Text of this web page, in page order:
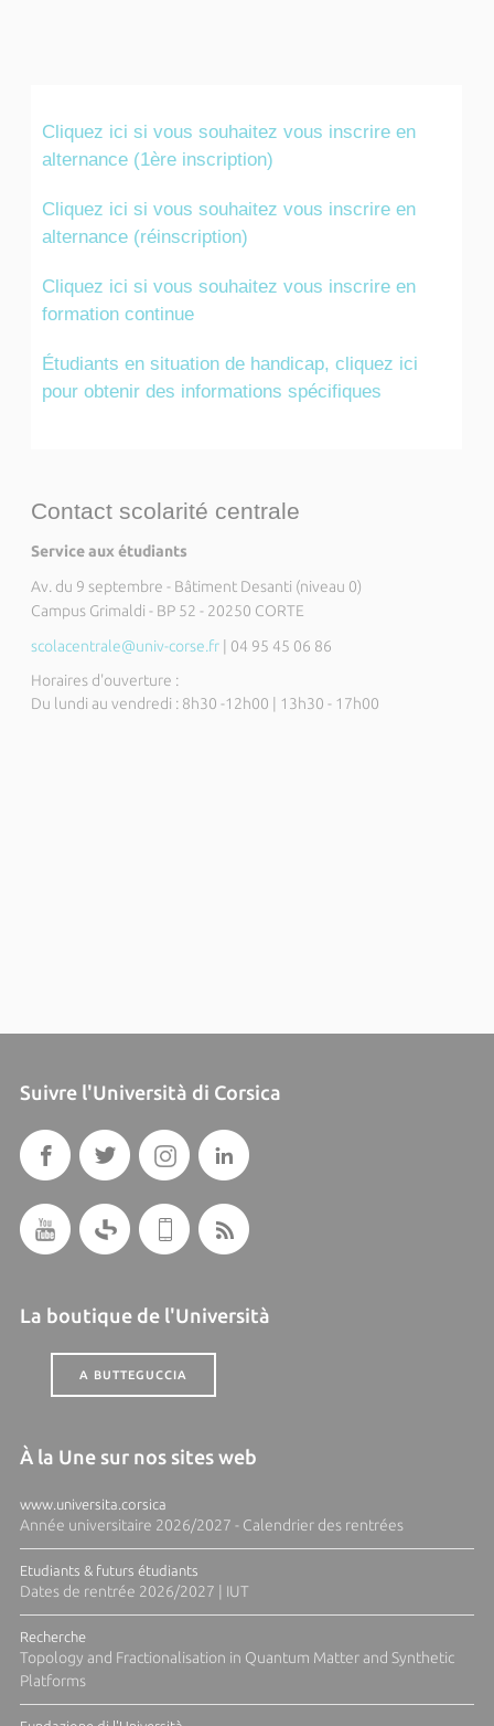
Cliquez ici si vous souhaitez vous inscrire en
alternance (1ère inscription)
Cliquez ici si vous souhaitez vous inscrire en
alternance (réinscription)
Cliquez ici si vous souhaitez vous inscrire en
formation continue
Étudiants en situation de handicap, cliquez ici
pour obtenir des informations spécifiques
Contact scolarité centrale
Service aux étudiants
Av. du 9 septembre - Bâtiment Desanti (niveau 0)
Campus Grimaldi - BP 52 - 20250 CORTE
scolacentrale@univ-corse.fr
| 04 95 45 06 86
Horaires d'ouverture :
Du lundi au vendredi : 8h30 -12h00 | 13h30 - 17h00
Suivre l'Università di Corsica
La boutique de l'Università
A BUTTEGUCCIA
À la Une sur nos sites web
www.universita.corsica
Année universitaire 2026/2027 - Calendrier des rentrées
Etudiants & futurs étudiants
Dates de rentrée 2026/2027 | IUT
Recherche
Topology and Fractionalisation in Quantum Matter and Synthetic
Platforms